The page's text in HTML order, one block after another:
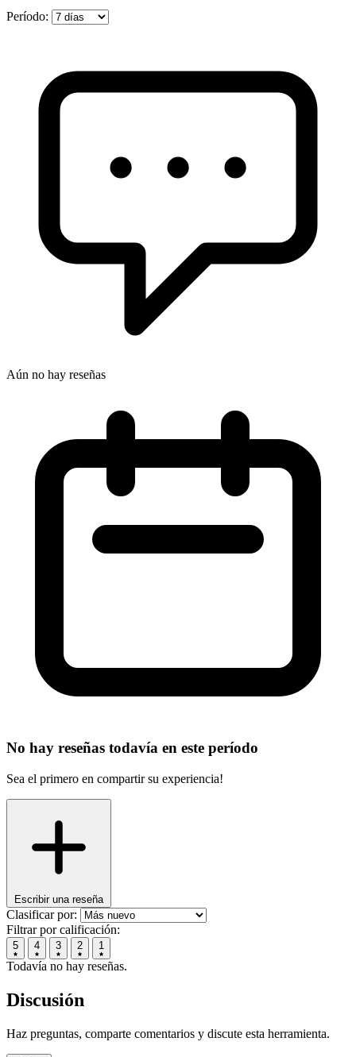
Período:
Aún no hay reseñas
No hay reseñas todavía en este período
Sea el primero en compartir su experiencia!
Escribir una reseña
Clasificar por:
Filtrar por calificación:
5 4 3 2 1
Todavía no hay reseñas.
Discusión
Haz preguntas, comparte comentarios y discute esta herramienta.